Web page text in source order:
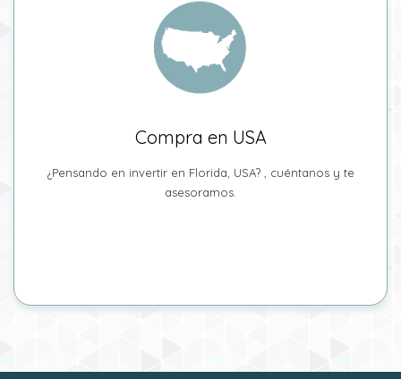
Compra en USA
¿Pensando en invertir en Florida, USA? , cuéntanos y te
asesoramos.